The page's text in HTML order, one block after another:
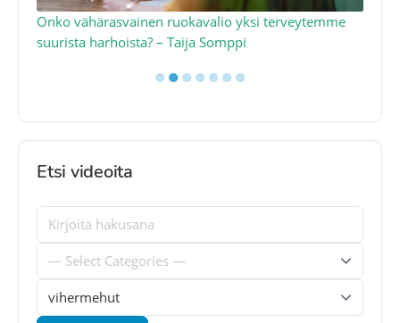
Onko vähärasvainen ruokavalio yksi terveytemme
suurista harhoista? – Taija Somppi
●●●●●●●
Etsi videoita